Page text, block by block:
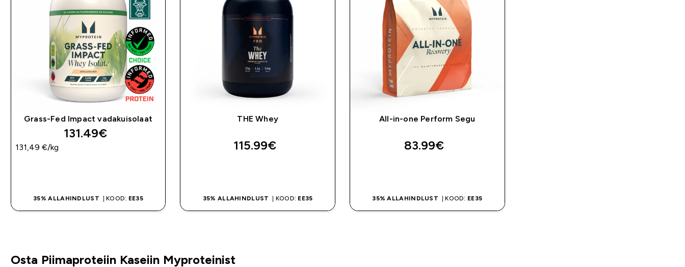
Grass-Fed Impact vadakuisolaat
131.49€‎
131,49 €‎/kg
35% ALLAHINDLUST | KOOD: EE35
THE Whey
115.99€‎
35% ALLAHINDLUST | KOOD: EE35
All-in-one Perform Segu
83.99€‎
35% ALLAHINDLUST | KOOD: EE35
Osta Piimaproteiin Kaseiin Myproteinist